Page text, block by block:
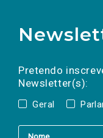
Pretendo
Newsletter(s):
Geral
a(s)
mail